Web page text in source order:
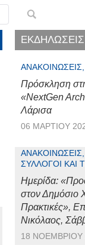
ΕΚΔΗΛΩΣΕΙΣ
Πρόσκληση
«NextGen
Λάρισα
06 ΜΑΡΤΊΟΥ
ΣΎΛΛΟΓΟΙ ΚΑΙ
Ημερίδα:
στον Δημόσιο
Πρακτικές»,
Νικόλαος,
18 ΝΟΕΜΒΡΊΟΥ